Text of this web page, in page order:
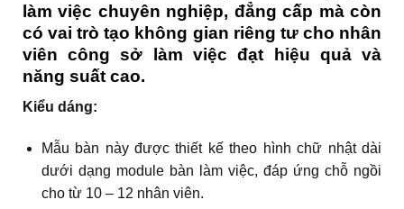
làm việc chuyên nghiệp, đẳng cấp mà còn
có vai trò tạo không gian riêng tư cho nhân
viên công sở làm việc đạt hiệu quả và
năng suất cao.
Kiểu dáng:
Mẫu bàn này được thiết kế theo hình chữ nhật dài
dưới dạng module bàn làm việc, đáp ứng chỗ ngồi
cho từ 10 – 12 nhân viên.